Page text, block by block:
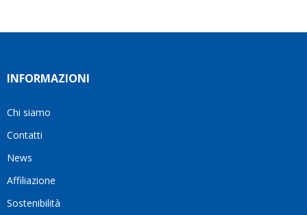
INFORMAZIONI
Chi siamo
Contatti
News
Affiliazione
Sostenibilità